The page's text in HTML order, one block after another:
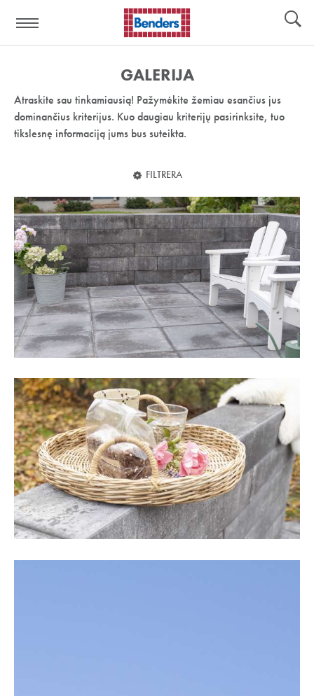
nuoroda:
GALERIJA
Atraskite sau tinkamiausią! Pažymėkite žemiau esančius jus
dominančius kriterijus. Kuo daugiau kriterijų pasirinksite, tuo
tikslesnę informaciją jums bus suteikta.
FILTRERA